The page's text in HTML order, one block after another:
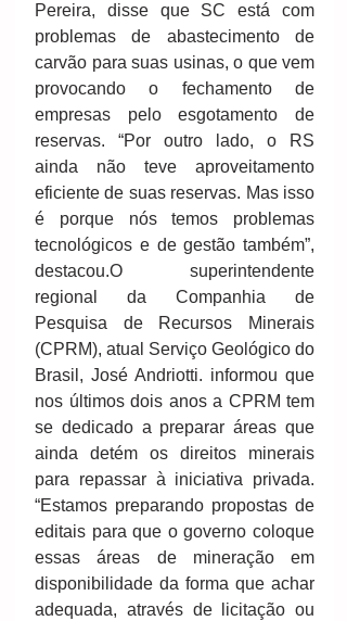
Pereira, disse que SC está com
problemas de abastecimento de
carvão para suas usinas, o que vem
provocando o fechamento de
empresas pelo esgotamento de
reservas. “Por outro lado, o RS
ainda não teve aproveitamento
eficiente de suas reservas. Mas isso
é porque nós temos problemas
tecnológicos e de gestão também”,
destacou.O superintendente
regional da Companhia de
Pesquisa de Recursos Minerais
(CPRM), atual Serviço Geológico do
Brasil, José Andriotti. informou que
nos últimos dois anos a CPRM tem
se dedicado a preparar áreas que
ainda detém os direitos minerais
para repassar à iniciativa privada.
“Estamos preparando propostas de
editais para que o governo coloque
essas áreas de mineração em
disponibilidade da forma que achar
adequada, através de licitação ou